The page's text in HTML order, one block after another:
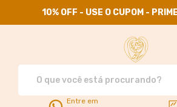
10% OFF - USE O CUPOM -
Entre em